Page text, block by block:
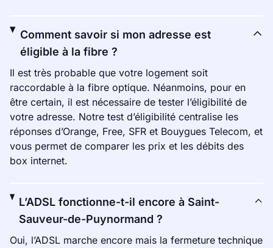
Comment savoir si mon adresse est
éligible à la fibre ?
Il est très probable que votre logement soit
raccordable à la fibre optique. Néanmoins, pour en
être certain, il est nécessaire de tester l’éligibilité de
votre adresse. Notre test d’éligibilité centralise les
réponses d’Orange, Free, SFR et Bouygues Telecom, et
vous permet de comparer les prix et les débits des
box internet.
L’ADSL fonctionne-t-il encore à Saint-
Sauveur-de-Puynormand ?
Oui, l’ADSL marche encore mais la fermeture technique